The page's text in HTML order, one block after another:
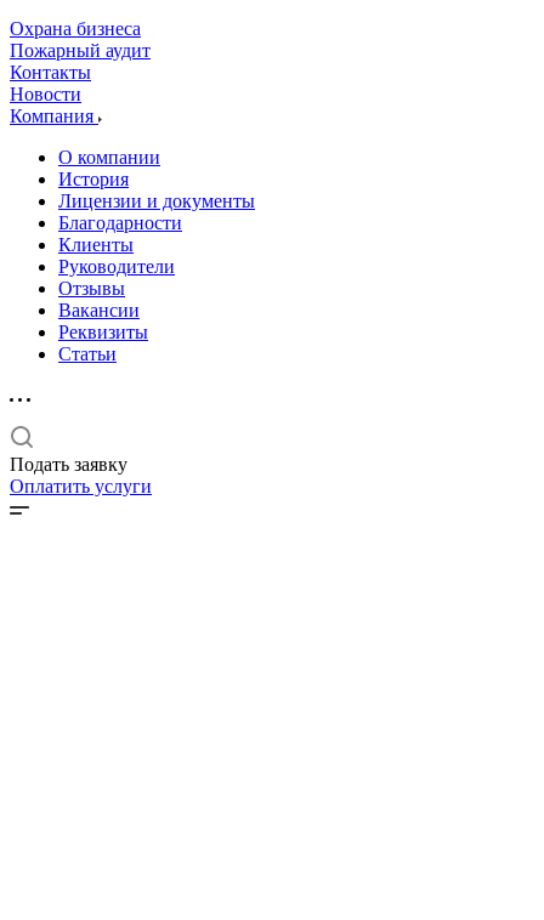
Охрана бизнеса
Пожарный аудит
Контакты
Новости
Компания
О компании
История
Лицензии и документы
Благодарности
Клиенты
Руководители
Отзывы
Вакансии
Реквизиты
Статьи
Подать заявку
Оплатить услуги